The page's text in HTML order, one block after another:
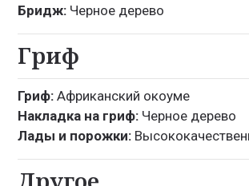
Бридж: Черное дерево
Гриф
Гриф: Африканский окоуме
Накладка на гриф: Черное дерево
Лады и порожки: